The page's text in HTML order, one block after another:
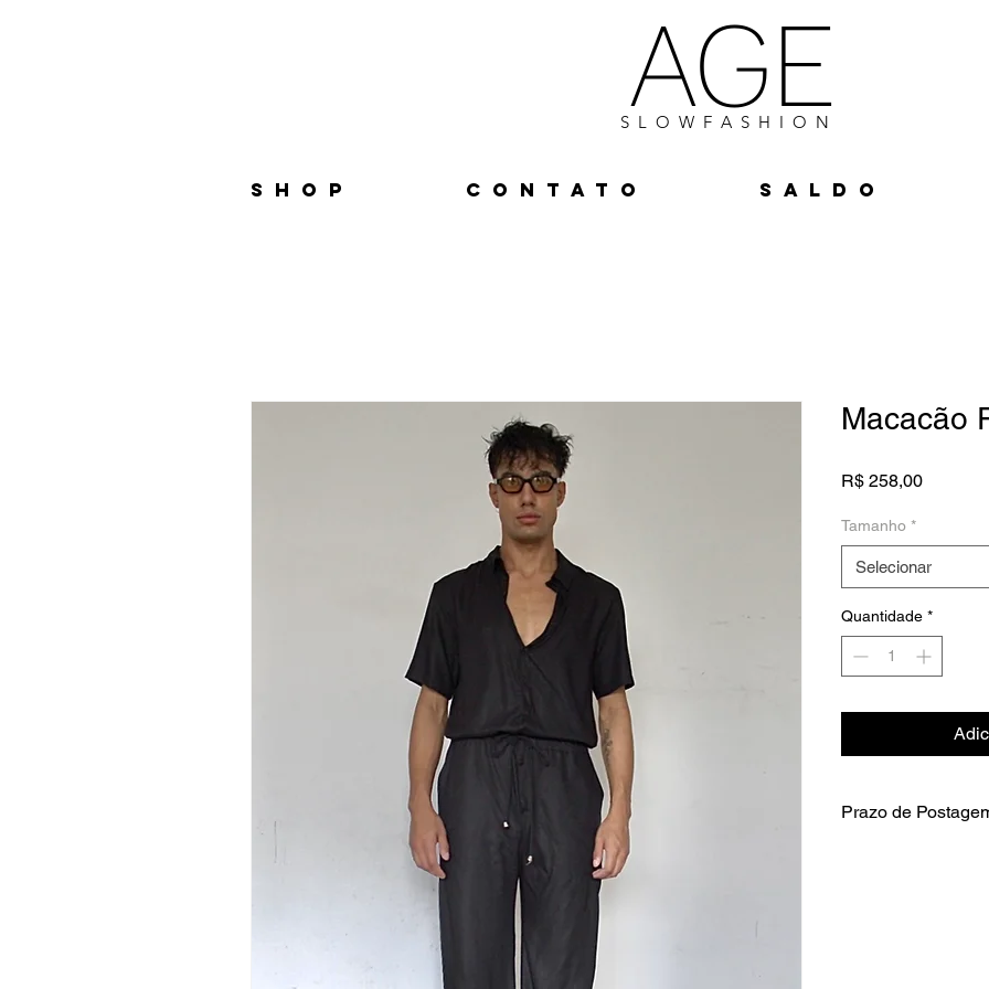
AGE
S L O W F A S H I O N
S H O P C O N T A T O S A L D O
Macacão
R$ 258,00Preço
Tamanho *
Selecionar
Quantidade *
Prazo de